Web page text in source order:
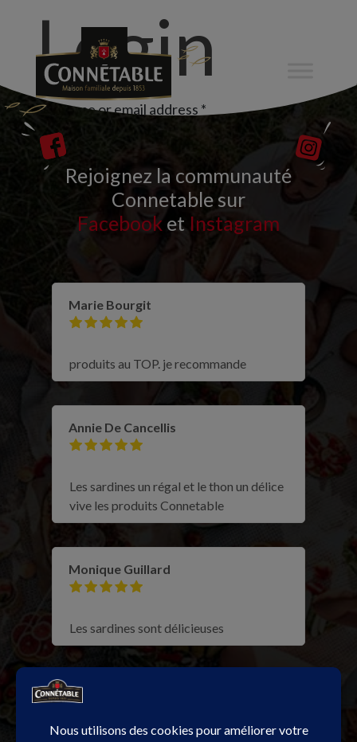
Login
Username or email address *Required
Password
Required
Remember me Log in
Lost your password?
Rejoignez la communauté
Connetable sur
Facebooket Instagram
Marie Bourgit
produits au TOP. je recommande
Annie De Cancellis
Les sardines un régal et le thon un délice
vive les produits Connetable
Monique Guillard
Les sardines sont délicieuses